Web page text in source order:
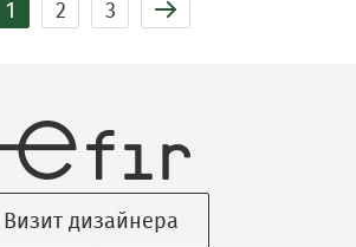
1 2 3
Визит дизайнера